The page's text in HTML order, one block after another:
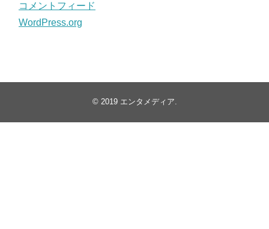
コメントフィード
WordPress.org
© 2019 エンタメディア.